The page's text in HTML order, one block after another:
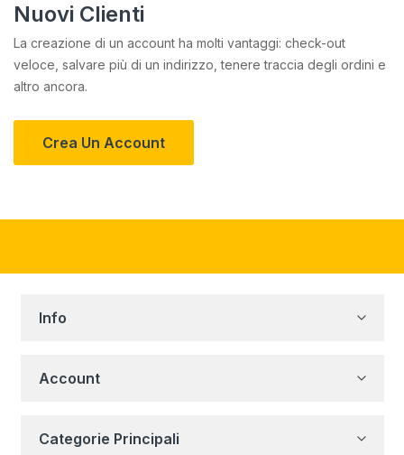
Nuovi Clienti
La creazione di un account ha molti vantaggi: check-out
veloce, salvare più di un indirizzo, tenere traccia degli ordini e
altro ancora.
Crea Un Account
Info
Account
Categorie Principali